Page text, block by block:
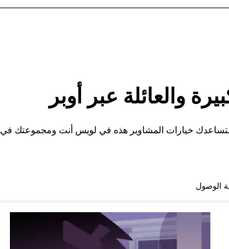
والعائلة عبر أوبر
خيارات المشاوير هذه في لويس أنت ومجموعتك في
الوصول